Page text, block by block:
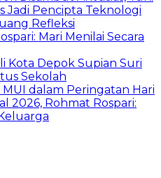
Jadi Pencipta Teknologi
Refleksi
Mari Menilai Secara
Kota Depok Supian Suri
Sekolah
dalam Peringatan Hari
2026, Rohmat Rospari: